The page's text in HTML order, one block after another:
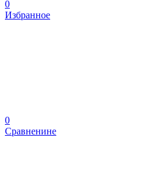
0
Избранное
0
Сравненине